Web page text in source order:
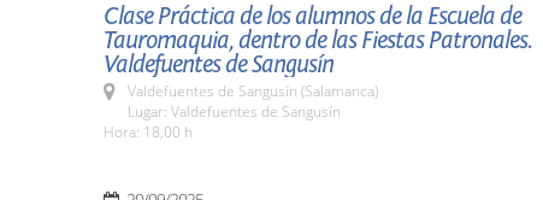
Clase Práctica de los alumnos de la Escuela de
Tauromaquia, dentro de las Fiestas Patronales.
Valdefuentes de Sangusín
Valdefuentes de Sangusín (Salamanca)
Lugar: Valdefuentes de Sangusín
Hora: 18,00 h